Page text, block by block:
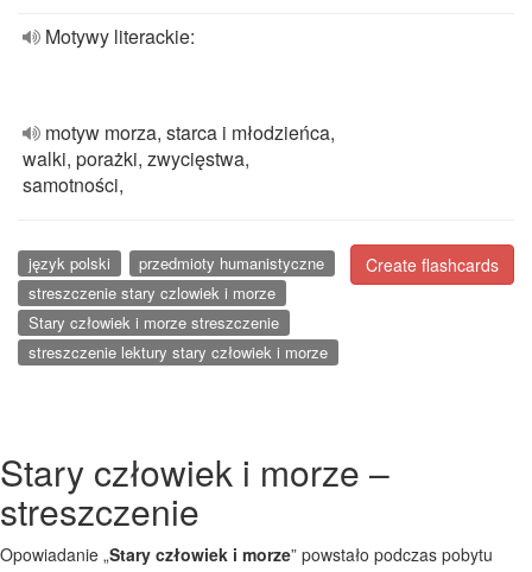
Motywy literackie:
motyw morza, starca i młodzieńca,
walki, porażki, zwycięstwa,
samotności,
Create flashcards
język polski
przedmioty humanistyczne
streszczenie stary czlowiek i morze
Stary człowiek i morze streszczenie
streszczenie lektury stary człowiek i morze
Stary człowiek i morze –
streszczenie
Opowiadanie „Stary człowiek i morze” powstało podczas pobytu